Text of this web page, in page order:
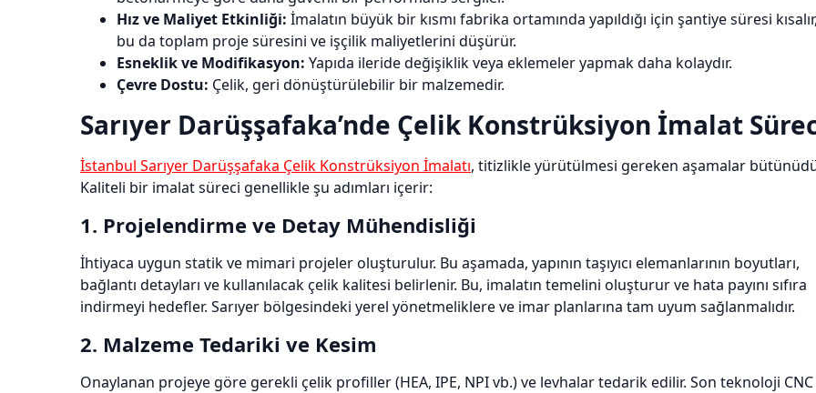
Hız ve Maliyet Etkinliği: İmalatın büyük bir kısmı fabrika ortamında yapıldığı için şantiye süresi
bu da toplam proje süresini ve işçilik maliyetlerini düşürür.
Esneklik ve Modifikasyon: Yapıda ileride değişiklik veya eklemeler yapmak daha kolaydır.
Çevre Dostu: Çelik, geri dönüştürülebilir bir malzemedir.
Sarıyer Darüşşafaka’nde Çelik Konstrüksiyon İmalat
İstanbul Sarıyer Darüşşafaka Çelik Konstrüksiyon İmalatı, titizlikle yürütülmesi gereken aşamalar
Kaliteli bir imalat süreci genellikle şu adımları içerir:
1. Projelendirme ve Detay Mühendisliği
İhtiyaca uygun statik ve mimari projeler oluşturulur. Bu aşamada, yapının taşıyıcı elemanlarının boyutları,
bağlantı detayları ve kullanılacak çelik kalitesi belirlenir. Bu, imalatın temelini oluşturur ve hata payını sıfıra
indirmeyi hedefler. Sarıyer bölgesindeki yerel yönetmeliklere ve imar planlarına tam uyum sağlanmalıdır.
2. Malzeme Tedariki ve Kesim
Onaylanan projeye göre gerekli çelik profiller (HEA, IPE, NPI vb.) ve levhalar tedarik edilir. Son teknoloji CNC